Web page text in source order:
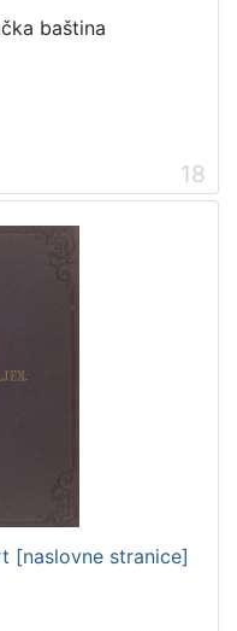
baština
18
[naslovne stranice]